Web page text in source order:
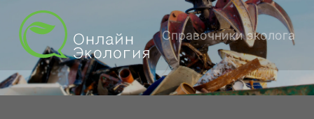
Справочники эколога